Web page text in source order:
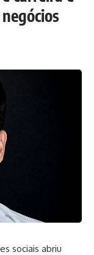
sociais abriu